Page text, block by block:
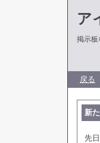
ア
掲示板
戻る
新
先